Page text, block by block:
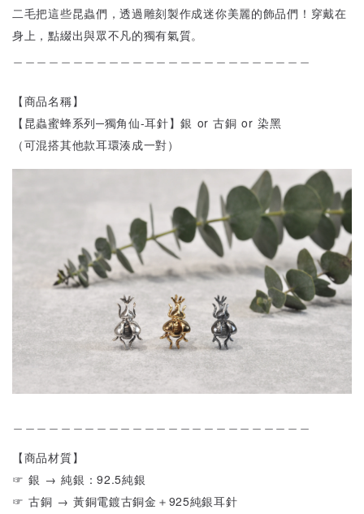
二毛把這些昆蟲們，透過雕刻製作成迷你美麗的飾品們！穿戴在
身上，點綴出與眾不凡的獨有氣質。
【商品名稱】
【昆蟲蜜蜂系列─獨角仙-耳針】銀 or 古銅 or 染黑
（可混搭其他款耳環湊成一對）
【商品材質】
☞ 銀 → 純銀：92.5純銀
☞ 古銅 → 黃銅電鍍古銅金＋925純銀耳針